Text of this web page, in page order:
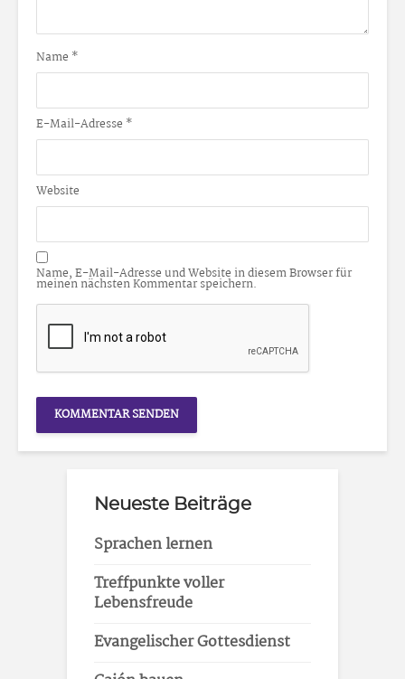
Name *
E-Mail-Adresse *
Website
Name, E-Mail-Adresse und Website in diesem Browser für
meinen nächsten Kommentar speichern.
Neueste Beiträge
Sprachen lernen
Treffpunkte voller
Lebensfreude
Evangelischer Gottesdienst